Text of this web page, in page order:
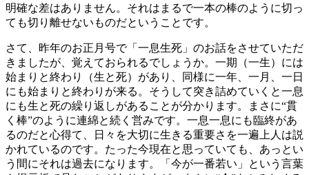
明確な差はありません。それはまるで一本の棒のように切っ
ても切り離せないものだということです。
さて、昨年のお正月号で「一息生死」のお話をさせていただ
きましたが、覚えておられるでしょうか。一期（一生）には
始まりと終わり（生と死）があり、同様に一年、一月、一日
にも始まりと終わりが来る。そうして突き詰めていくと一息
にも生と死の繰り返しがあることが分かります。まさに“貫
く棒”のように連綿と続く営みです。一息一息にも臨終があ
るのだと心得て、日々を大切に生きる重要さを一遍上人は説
かれているのです。たった今現在と思っていても、あっとい
う間にそれは過去になります。「今が一番若い」という言葉